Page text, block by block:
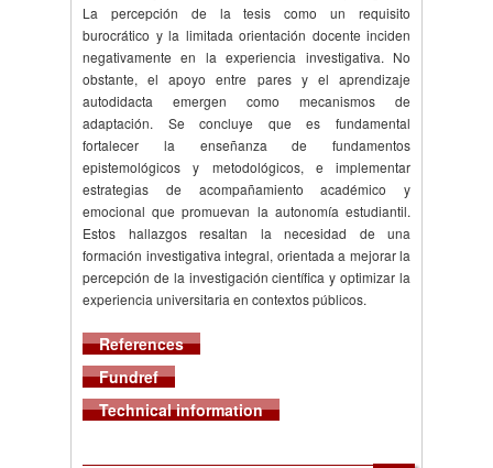
La percepción de la tesis como un requisito
burocrático y la limitada orientación docente inciden
negativamente en la experiencia investigativa. No
obstante, el apoyo entre pares y el aprendizaje
autodidacta emergen como mecanismos de
adaptación. Se concluye que es fundamental
fortalecer la enseñanza de fundamentos
epistemológicos y metodológicos, e implementar
estrategias de acompañamiento académico y
emocional que promuevan la autonomía estudiantil.
Estos hallazgos resaltan la necesidad de una
formación investigativa integral, orientada a mejorar la
percepción de la investigación científica y optimizar la
experiencia universitaria en contextos públicos.
References
Fundref
Technical information